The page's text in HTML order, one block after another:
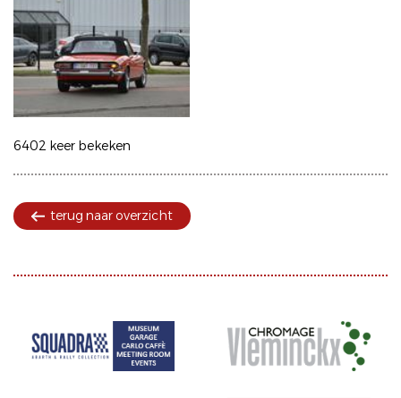
6402 keer bekeken
terug naar overzicht